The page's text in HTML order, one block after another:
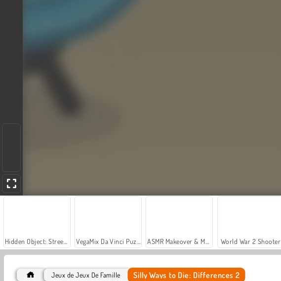
World War 2 Shooter
Jeux de Jeux De Famille Silly Ways to Die: Differences 2